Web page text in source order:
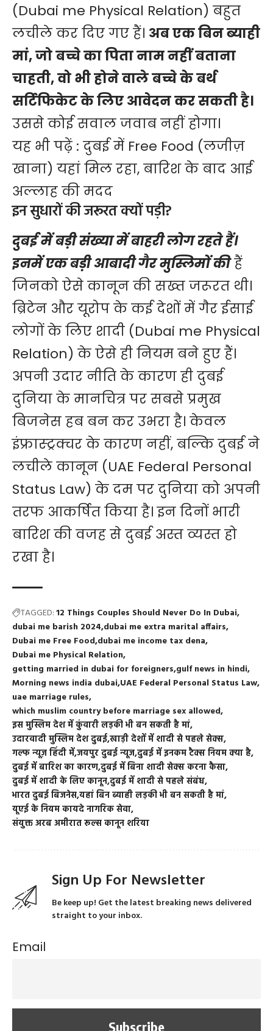
(Dubai me Physical Relation) बहुत
लचीले कर दिए गए हैं। अब एक बिन ब्याही
मां, जो बच्चे का पिता नाम नहीं बताना
चाहती, वो भी होने वाले बच्चे के बर्थ
सर्टिफिकेट के लिए आवेदन कर सकती है।
उससे कोई सवाल जवाब नहीं होगा।
यह भी पढ़ें : दुबई में Free Food (लजीज़
खाना) यहां मिल रहा, बारिश के बाद आई
अल्लाह की मदद
इन सुधारों की जरूरत क्यों पड़ी?
दुबई में बड़ी संख्या में बाहरी लोग रहते हैं।
इनमें एक बड़ी आबादी गैर मुस्लिमों कीहैं
जिनको ऐसे कानून की सख्त जरूरत थी।
ब्रिटेन और यूरोप के कई देशों में गैर ईसाई
लोगों के लिए शादी (Dubai me Physical
Relation) के ऐसे ही नियम बने हुए हैं।
अपनी उदार नीति के कारण ही दुबई
दुनिया के मानचित्र पर सबसे प्रमुख
बिजनेस हब बन कर उभरा है। केवल
इंफ्रास्ट्रक्चर के कारण नहीं, बल्कि दुबई ने
लचीलेकानून (UAE Federal Personal
Status Law) के दम पर दुनिया को अपनी
तरफ आकर्षित किया है। इन दिनों भारी
बारिश की वजह से दुबई अस्त व्यस्त हो
रखा है।
TAGGED:12 Things Couples Should Never Do In Dubai
dubai me barish 2024 dubai me extra marital affairs
Dubai me Free Food dubai me income tax dena
Dubai me Physical Relation
getting married in dubai for foreigners gulf news in hindi
Morning news india dubai UAE Federal Personal Status Law
uae marriage rules
which muslim country before marriage sex allowed
इस मुस्लिम देश में कुंवारी लड़की भी बन सकती है मां
उदारवादी मुस्लिम देश दुबईखाड़ी देशों में शादी से पहले सेक्स
गल्फ न्यूज़ हिंदी मेंजयपुर दुबई न्यूजदुबई में इनकम टैक्स नियम क्या है
दुबई में बारिश का कारणदुबई में बिना शादी सेक्स करना कैसा
दुबई में शादी के लिए कानूनदुबई में शादी से पहले संबंध
भारत दुबई बिजनेसयहां बिन ब्याही लड़की भी बन सकती है मां
यूएई के नियम कायदे नागरिक सेवा
संयुक्त अरब अमीरात रूल्स कानून शरिया
Sign Up For Newsletter
Be keep up! Get the latest breaking news delivered
straight to your inbox.
Email